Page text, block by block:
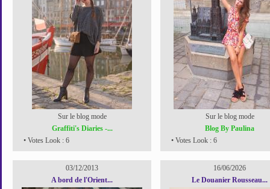
Sur le blog mode
Graffiti's Diaries -...
• Votes Look : 6
Sur le blog mode
Blog By Paulina
• Votes Look : 6
03/12/2013
A bord de l'Orient...
16/06/2026
Le Douanier Rousseau...